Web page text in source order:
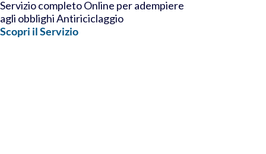
Servizio completo Online per adempiere
agli obblighi Antiriciclaggio
Scopri il Servizio